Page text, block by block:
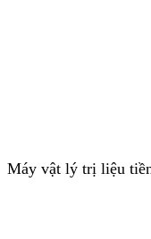
Máy vật lý trị liệu